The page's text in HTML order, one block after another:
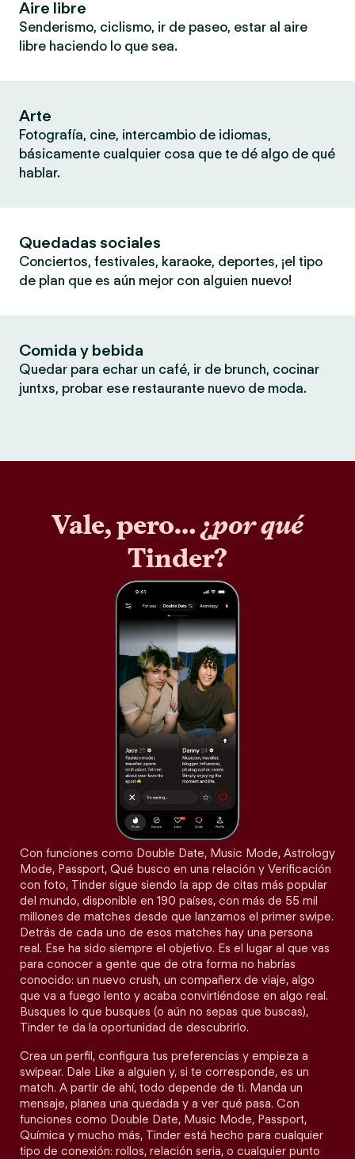
Aire libre
Senderismo, ciclismo, ir de paseo, estar al aire
libre haciendo lo que sea.
Arte
Fotografía, cine, intercambio de idiomas,
básicamente cualquier cosa que te dé algo de qué
hablar.
Quedadas sociales
Conciertos, festivales, karaoke, deportes, ¡el tipo
de plan que es aún mejor con alguien nuevo!
Comida y bebida
Quedar para echar un café, ir de brunch, cocinar
juntxs, probar ese restaurante nuevo de moda.
Vale, pero… ¿por qué
Tinder?
Con funciones como Double Date, Music Mode, Astrology
Mode, Passport, Qué busco en una relación y Verificación
con foto, Tinder sigue siendo la app de citas más popular
del mundo, disponible en 190 países, con más de 55 mil
millones de matches desde que lanzamos el primer swipe.
Detrás de cada uno de esos matches hay una persona
real. Ese ha sido siempre el objetivo. Es el lugar al que vas
para conocer a gente que de otra forma no habrías
conocido: un nuevo crush, un compañerx de viaje, algo
que va a fuego lento y acaba convirtiéndose en algo real.
Busques lo que busques (o aún no sepas que buscas),
Tinder te da la oportunidad de descubrirlo.
Crea un perfil, configura tus preferencias y empieza a
swipear. Dale Like a alguien y, si te corresponde, es un
match. A partir de ahí, todo depende de ti. Manda un
mensaje, planea una quedada y a ver qué pasa. Con
funciones como Double Date, Music Mode, Passport,
Química y mucho más, Tinder está hecho para cualquier
tipo de conexión: rollos, relación seria, o cualquier punto